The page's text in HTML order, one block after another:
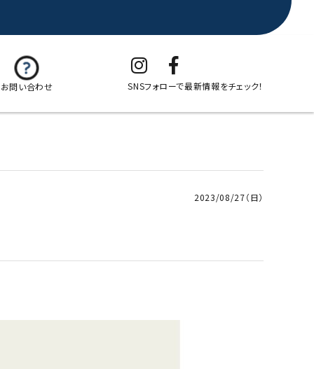
お問い合わせ SNSフォローで最新情報をチェック！
2023/08/27（日）